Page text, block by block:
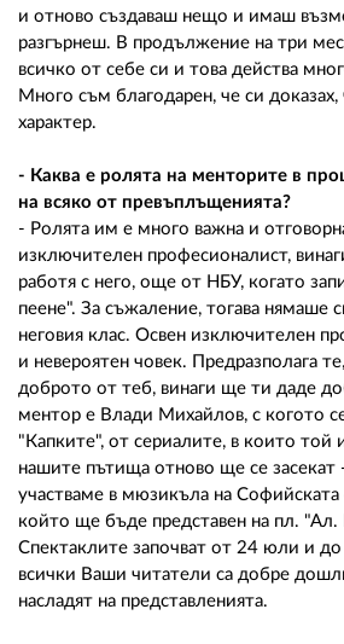
и отново създаваш нещо и имаш
разгърнеш. В продължение на три
всичко от себе си и това действа
Много съм благодарен, че си
характер.
- Каква е ролята на менторите в
на всяко от превъплъщенията?
- Ролята им е много важна и
изключителен професионалист,
работя с него, още от НБУ, когато
пеене". За съжаление, тогава нямаше
неговия клас. Освен изключителен
и невероятен човек. Предразполага
доброто от теб, винаги ще ти даде
ментор е Влади Михайлов, с когото
"Капките", от сериалите, в които той
нашите пътища отново ще се засекат
участваме в мюзикъла на
който ще бъде представен на пл. "Ал.
Спектаклите започват от 24 юли и до
всички Ваши читатели са добре
насладят на представленията.